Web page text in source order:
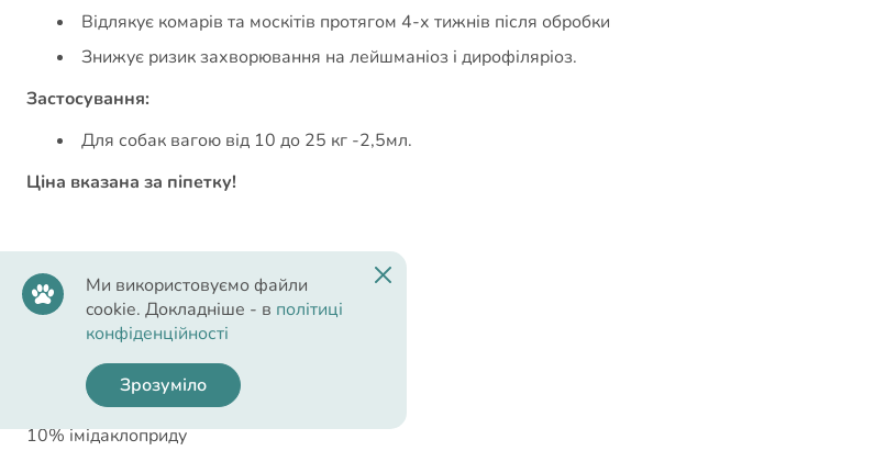
Відлякує комарів та москітів протягом 4-х тижнів після обробки
Знижує ризик захворювання на лейшманіоз і дирофіляріоз.
Застосування:
Для собак вагою від 10 до 25 кг -2,5мл.
Ціна вказана за піпетку!
Склад
10% імідаклоприду
Ми використовуємо файли
cookie. Докладніше - в політиці
конфіденційності
Зрозуміло